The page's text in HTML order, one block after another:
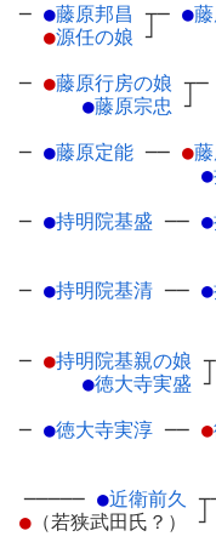
─ ●藤原邦昌 ┬
●源任の娘 ┘
─ ●
─ ●藤原行房の娘 ┬
●藤原宗忠 ┘
─
─ ●藤原定能 ── ●
●
─ ●持明院基盛 ── ●
─ ●持明院基清 ── ●
─ ●持明院基親の娘 ┬
●徳大寺実盛 ┘
─ ●徳大寺実淳 ── ●
───── ●近衛前久 ┬
● （若狭武田氏？） ┘